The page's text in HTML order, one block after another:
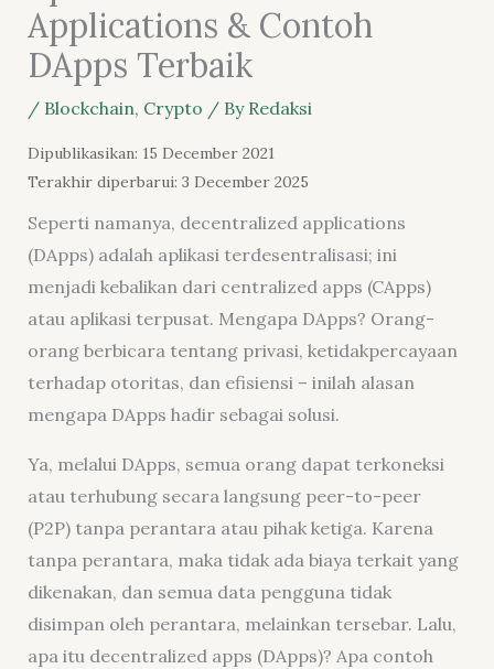
Applications & Contoh
DApps Terbaik
/ Blockchain, Crypto / By Redaksi
Dipublikasikan: 15 December 2021
Terakhir diperbarui: 3 December 2025
Seperti namanya, decentralized applications
(DApps) adalah aplikasi terdesentralisasi; ini
menjadi kebalikan dari centralized apps (CApps)
atau aplikasi terpusat. Mengapa DApps? Orang-
orang berbicara tentang privasi, ketidakpercayaan
terhadap otoritas, dan efisiensi – inilah alasan
mengapa DApps hadir sebagai solusi.
Ya, melalui DApps, semua orang dapat terkoneksi
atau terhubung secara langsung peer-to-peer
(P2P) tanpa perantara atau pihak ketiga. Karena
tanpa perantara, maka tidak ada biaya terkait yang
dikenakan, dan semua data pengguna tidak
disimpan oleh perantara, melainkan tersebar. Lalu,
apa itu decentralized apps (DApps)? Apa contoh